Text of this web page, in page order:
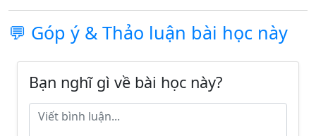
💬 Góp ý & Thảo luận bài học này
Bạn nghĩ gì về bài học này?